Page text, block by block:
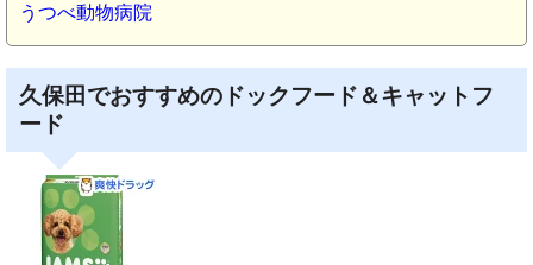
うつべ動物病院
久保田でおすすめのドックフード＆キャットフ
ード